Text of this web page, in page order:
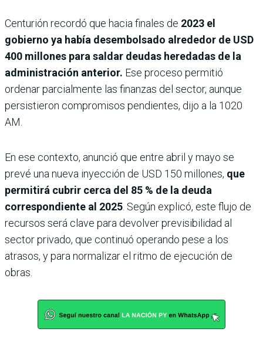
Centurión recordó que hacia finales de 2023 el
gobierno ya había desembolsado alrededor de USD
400 millones para saldar deudas heredadas de la
administración anterior. Ese proceso permitió
ordenar parcialmente las finanzas del sector, aunque
persistieron compromisos pendientes, dijo a la 1020
AM.
En ese contexto, anunció que entre abril y mayo se
prevé una nueva inyección de USD 150 millones, que
permitirá cubrir cerca del 85 % de la deuda
correspondiente al 2025 . Según explicó, este flujo de
recursos será clave para devolver previsibilidad al
sector privado, que continuó operando pese a los
atrasos, y para normalizar el ritmo de ejecución de
obras.